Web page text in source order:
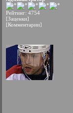
Рейтинг: 4754
[Заценки]
[Комментарии]